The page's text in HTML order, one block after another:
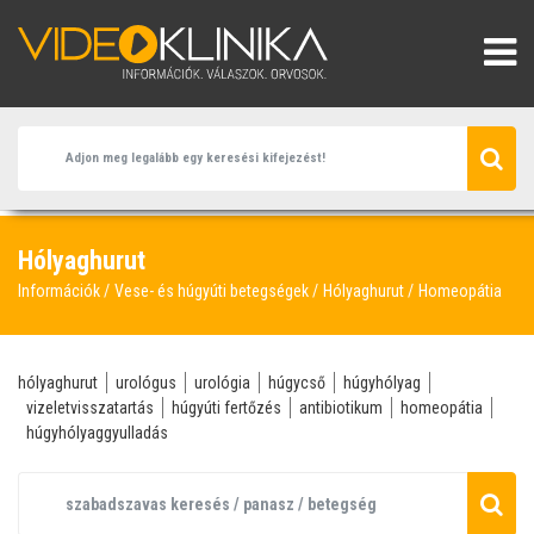
Hólyaghurut
Információk Vese- és húgyúti betegségek Hólyaghurut Homeopátia
hólyaghurut urológus urológia húgycső
húgyhólyag
vizeletvisszatartás
húgyúti fertőzés antibiotikum
homeopátia
húgyhólyaggyulladás